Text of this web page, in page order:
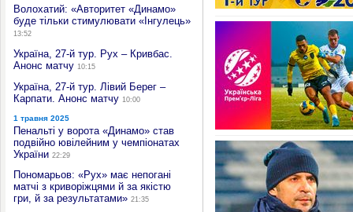
Волохатий: «Авторитет «Динамо»
буде тільки стимулювати «Інгулець»
13:52
Україна, 27-й тур. Рух – Кривбас.
Анонс матчу 10:15
Україна, 27-й тур. Лівий Берег –
Карпати. Анонс матчу 10:00
1 травня 2025
Пенальті у ворота «Динамо» став
подвійно ювілейним у чемпіонатах
України 22:29
Пономарьов: «Рух» має непогані
матчі з криворіжцями й за якістю
гри, й за результатами» 21:35